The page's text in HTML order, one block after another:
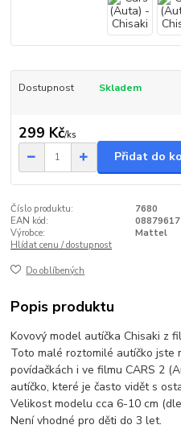
Dostupnost Skladem
299 Kč/ks
Přidat do
Číslo produktu:
7680
EAN kód:
Výrobce:
Mattel
Hlídat cenu / dostupnost
Do oblíbených
Popis produktu
Kovový model autíčka Chisaki z
Toto malé roztomilé autíčko jste
povídačkách i ve filmu CARS 2
autíčko, které je často vidět s
Velikost modelu cca 6-10 cm
Není vhodné pro děti do 3 let.